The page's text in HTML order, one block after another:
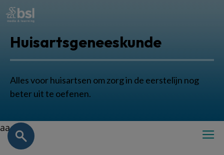
Huisartsgeneeskunde
Alles voor huisartsen om zorg in de eerstelijn nog
beter uit te oefenen.
aa